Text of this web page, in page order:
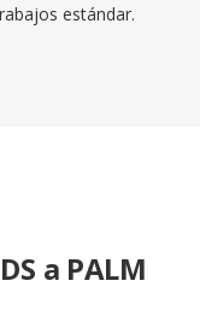
estándar.
a PALM